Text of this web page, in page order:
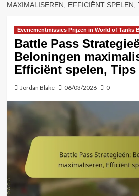
MAXIMALISEREN, EFFICIËNT SPELEN,
Evenementmissies Prijzen in World of Tanks
Battle Pass
Beloningen
Efficiënt spelen, Tips
Jordan Blake 06/03/2026 0